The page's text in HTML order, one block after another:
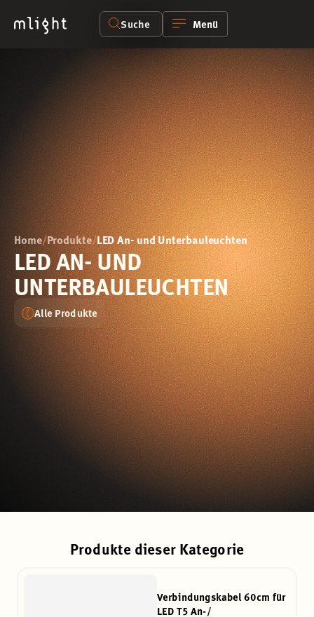
Suche Menü
Home/Produkte/LED An- und Unterbauleuchten
LED AN- UND
UNTERBAULEUCHTEN
Alle Produkte
Produkte dieser Kategorie
Verbindungskabel 60cm für
LED T5 An-/